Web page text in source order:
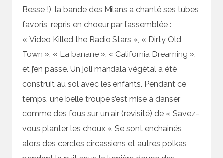
Besse !), la bande des Milans a chanté ses tubes
favoris, repris en choeur par l’assemblée :
« Video Killed the Radio Stars », « Dirty Old
Town », « La banane », « California Dreaming »,
et j’en passe. Un joli mandala végétal a été
construit au sol avec les enfants. Pendant ce
temps, une belle troupe s’est mise à danser
comme des fous sur un air (revisité) de « Savez-
vous planter les choux ». Se sont enchainés
alors des cercles circassiens et autres polkas